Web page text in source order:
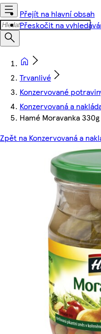
Přejít na hlavní obsah
Přeskočit na
Trvanlivé
Konzervované
Konzervovaná a
Hamé Moravanka 330g
Zpět na Konzervovaná a